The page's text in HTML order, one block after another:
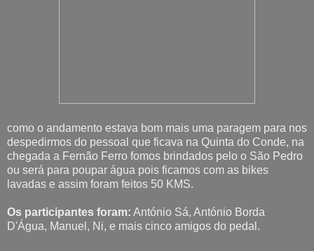
como o andamento estava bom mais uma paragem para nos
despedirmos do pessoal que ficava na Quinta do Conde, na
chegada a Fernão Ferro fomos brindados pelo o São Pedro
ou será para poupar água pois ficamos com as bikes
lavadas e assim foram feitos 50 KMS.
Os participantes foram: António Sá, António Borda
D'Água, Manuel, Ni, e mais cinco amigos do pedal.